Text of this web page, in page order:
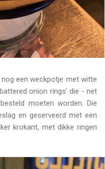
een weckpotje met witte
onion rings’ die - net
moeten worden. Die
en geserveerd met een
krokant, met dikke ringen